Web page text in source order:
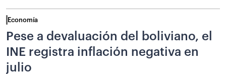
Economía
Pese a devaluación del boliviano, el
INE registra inflación negativa en
julio